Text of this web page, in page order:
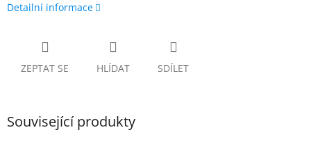
Detailní informace
ZEPTAT SE HLÍDAT SDÍLET
Související produkty